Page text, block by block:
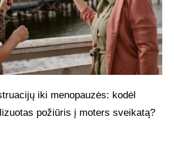
iki menopauzės: kodėl
požiūris į moters sveikatą?